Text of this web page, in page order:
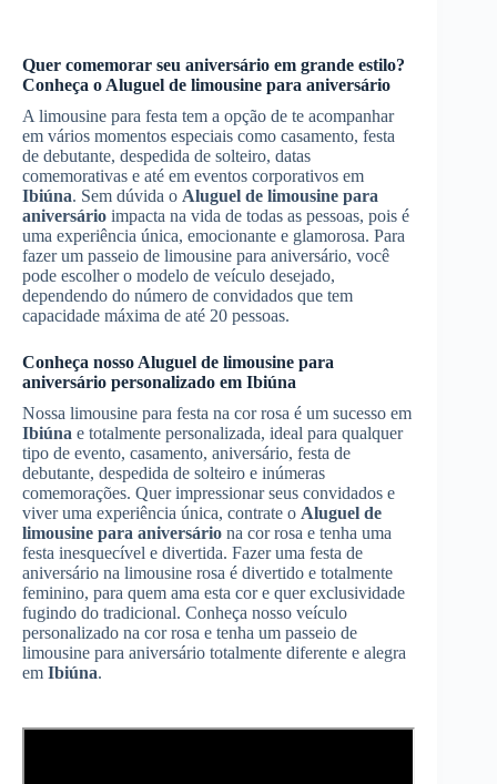
Quer comemorar seu aniversário em grande estilo?
Conheça o Aluguel de limousine para aniversário
A limousine para festa tem a opção de te acompanhar
em vários momentos especiais como casamento, festa
de debutante, despedida de solteiro, datas
comemorativas e até em eventos corporativos em
Ibiúna. Sem dúvida o Aluguel de limousine para
aniversário impacta na vida de todas as pessoas, pois é
uma experiência única, emocionante e glamorosa. Para
fazer um passeio de limousine para aniversário, você
pode escolher o modelo de veículo desejado,
dependendo do número de convidados que tem
capacidade máxima de até 20 pessoas.
Conheça nosso Aluguel de limousine para
aniversário personalizado em Ibiúna
Nossa limousine para festa na cor rosa é um sucesso em
Ibiúna e totalmente personalizada, ideal para qualquer
tipo de evento, casamento, aniversário, festa de
debutante, despedida de solteiro e inúmeras
comemorações. Quer impressionar seus convidados e
viver uma experiência única, contrate o Aluguel de
limousine para aniversário na cor rosa e tenha uma
festa inesquecível e divertida. Fazer uma festa de
aniversário na limousine rosa é divertido e totalmente
feminino, para quem ama esta cor e quer exclusividade
fugindo do tradicional. Conheça nosso veículo
personalizado na cor rosa e tenha um passeio de
limousine para aniversário totalmente diferente e alegra
em Ibiúna.